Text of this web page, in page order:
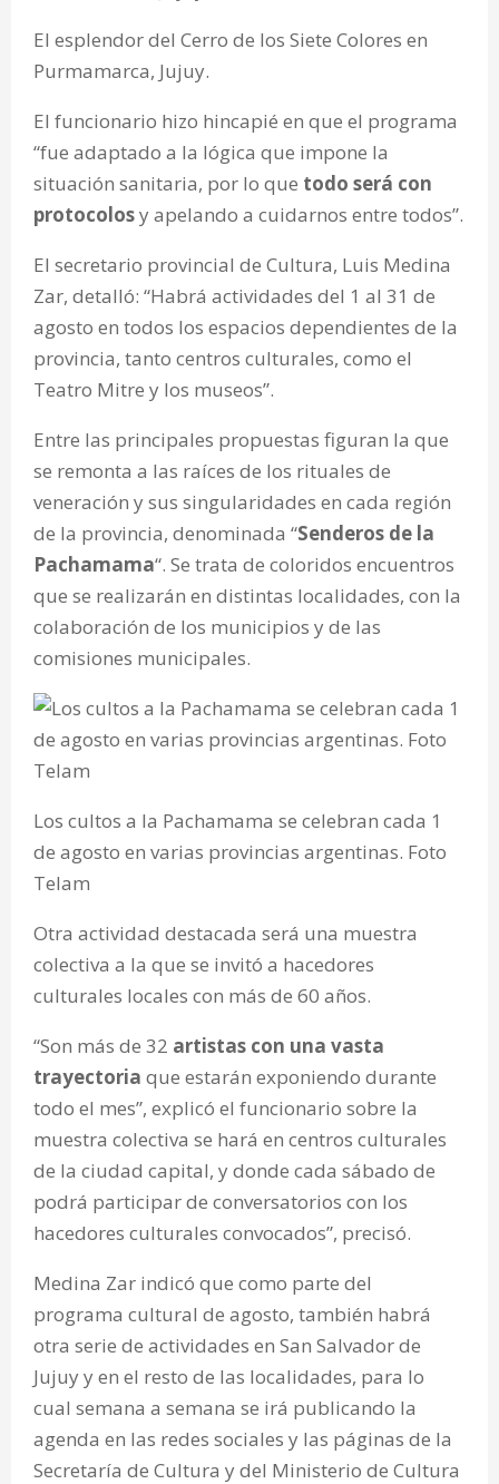
El esplendor del Cerro de los Siete Colores en
Purmamarca, Jujuy.
El funcionario hizo hincapié en que el programa
“fue adaptado a la lógica que impone la
situación sanitaria, por lo que todo será con
protocolosy apelando a cuidarnos entre todos”.
El secretario provincial de Cultura, Luis Medina
Zar, detalló: “Habrá actividades del 1 al 31 de
agosto en todos los espacios dependientes de la
provincia, tanto centros culturales, como el
Teatro Mitre y los museos”.
Entre las principales propuestas figuran la que
se remonta a las raíces de los rituales de
veneración y sus singularidades en cada región
de la provincia, denominada “Senderos de la
Pachamama“. Se trata de coloridos encuentros
que se realizarán en distintas localidades, con la
colaboración de los municipios y de las
comisiones municipales.
Los cultos a la Pachamama se celebran cada 1
de agosto en varias provincias argentinas. Foto
Telam
Otra actividad destacada será una muestra
colectiva a la que se invitó a hacedores
culturales locales con más de 60 años.
“Son más de 32 artistas con una vasta
trayectoria que estarán exponiendo durante
todo el mes”, explicó el funcionario sobre la
muestra colectiva se hará en centros culturales
de la ciudad capital, y donde cada sábado de
podrá participar de conversatorios con los
hacedores culturales convocados”, precisó.
Medina Zar indicó que como parte del
programa cultural de agosto, también habrá
otra serie de actividades en San Salvador de
Jujuy y en el resto de las localidades, para lo
cual semana a semana se irá publicando la
agenda en las redes sociales y las páginas de la
Secretaría de Cultura y del Ministerio de Cultura